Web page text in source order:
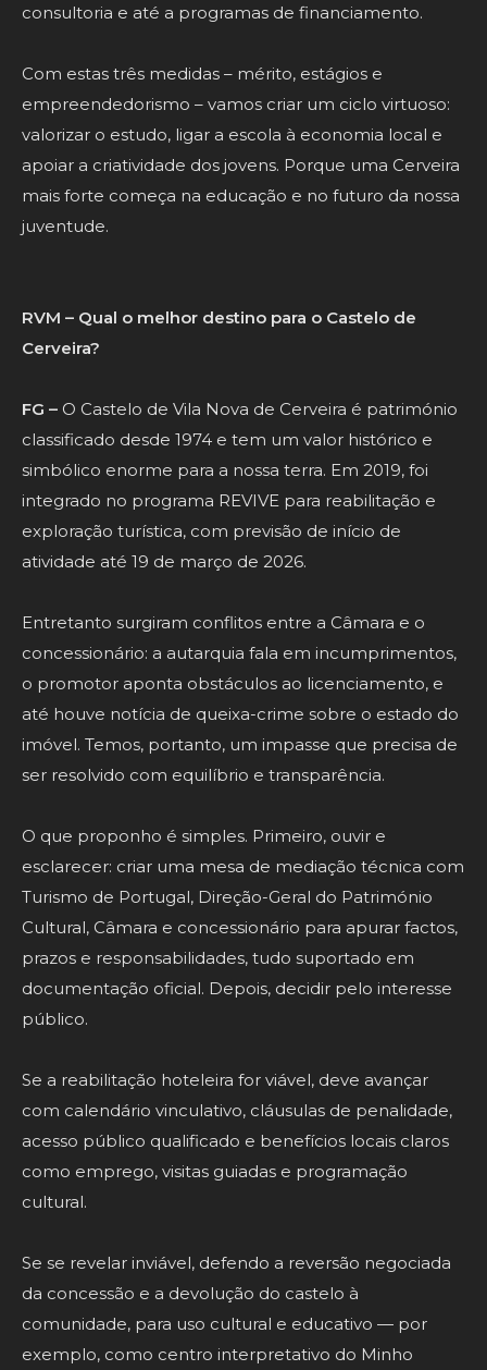
consultoria e até a programas de financiamento.
Com estas três medidas – mérito, estágios e
empreendedorismo – vamos criar um ciclo virtuoso:
valorizar o estudo, ligar a escola à economia local e
apoiar a criatividade dos jovens. Porque uma Cerveira
mais forte começa na educação e no futuro da nossa
juventude.
RVM – Qual o melhor destino para o Castelo de
Cerveira?
FG – O Castelo de Vila Nova de Cerveira é património
classificado desde 1974 e tem um valor histórico e
simbólico enorme para a nossa terra. Em 2019, foi
integrado no programa REVIVE para reabilitação e
exploração turística, com previsão de início de
atividade até 19 de março de 2026.
Entretanto surgiram conflitos entre a Câmara e o
concessionário: a autarquia fala em incumprimentos,
o promotor aponta obstáculos ao licenciamento, e
até houve notícia de queixa-crime sobre o estado do
imóvel. Temos, portanto, um impasse que precisa de
ser resolvido com equilíbrio e transparência.
O que proponho é simples. Primeiro, ouvir e
esclarecer: criar uma mesa de mediação técnica com
Turismo de Portugal, Direção-Geral do Património
Cultural, Câmara e concessionário para apurar factos,
prazos e responsabilidades, tudo suportado em
documentação oficial. Depois, decidir pelo interesse
público.
Se a reabilitação hoteleira for viável, deve avançar
com calendário vinculativo, cláusulas de penalidade,
acesso público qualificado e benefícios locais claros
como emprego, visitas guiadas e programação
cultural.
Se se revelar inviável, defendo a reversão negociada
da concessão e a devolução do castelo à
comunidade, para uso cultural e educativo — por
exemplo, como centro interpretativo do Minho